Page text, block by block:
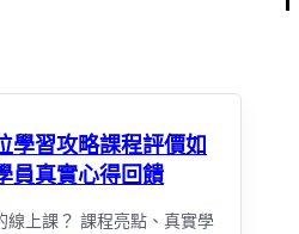
學習攻略課程評價如
員真實心得回饋
線上課？ 課程亮點、真實學